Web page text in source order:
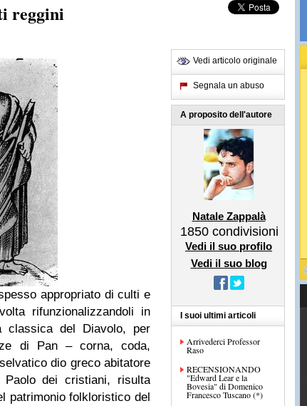
reggini
appropriato di culti e
rifunzionalizzandoli in
classica del Diavolo, per
di Pan – corna, coda,
dio greco abitatore
dei cristiani, risulta
patrimonio folkloristico del
Vedi articolo originale
Segnala un abuso
A proposito dell'autore
Natale Zappalà
1850 condivisioni
Vedi il suo profilo
Vedi il suo blog
I suoi ultimi articoli
Arrivederci Professor
Raso
RECENSIONANDO
"Edward Lear e la
Bovesia" di Domenico
Francesco Tuscano (*)